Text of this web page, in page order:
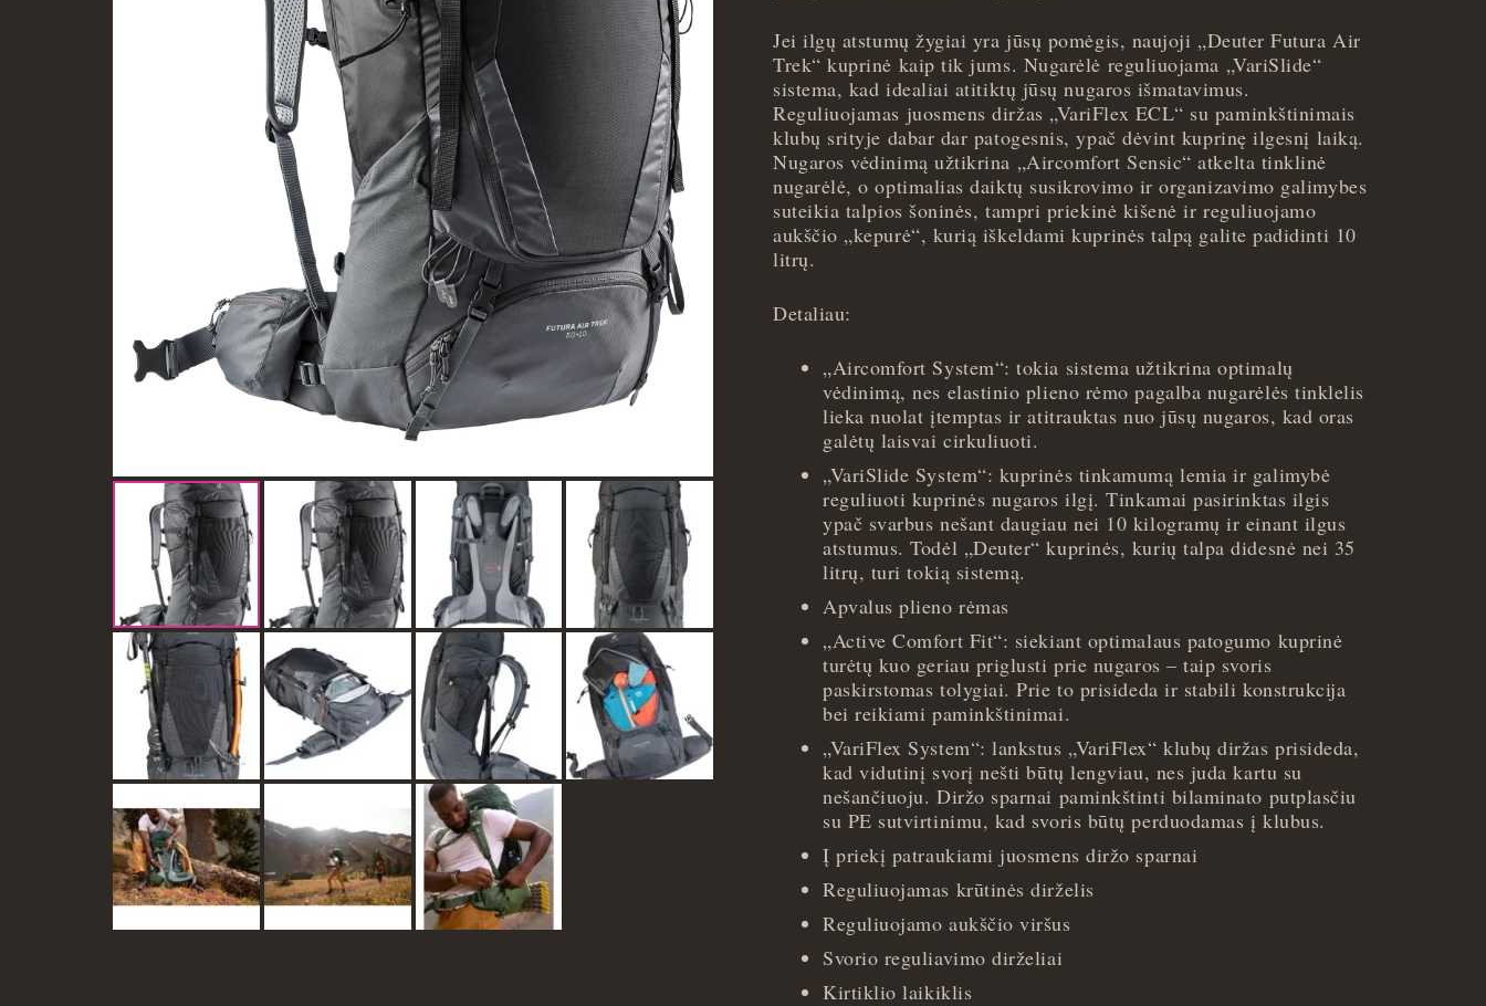
Jei ilgų atstumų žygiai yra jūsų pomėgis, naujoji „Deuter Futura Air
Trek“ kuprinė kaip tik jums. Nugarėlė reguliuojama „VariSlide“
sistema, kad idealiai atitiktų jūsų nugaros išmatavimus.
Reguliuojamas juosmens diržas „VariFlex ECL“ su paminkštinimais
klubų srityje dabar dar patogesnis, ypač dėvint kuprinę ilgesnį laiką.
Nugaros vėdinimą užtikrina „Aircomfort Sensic“ atkelta tinklinė
nugarėlė, o optimalias daiktų susikrovimo ir organizavimo galimybes
suteikia talpios šoninės, tampri priekinė kišenė ir reguliuojamo
aukščio „kepurė“, kurią iškeldami kuprinės talpą galite padidinti 10
litrų.
Detaliau:
„Aircomfort System“: tokia sistema užtikrina optimalų
vėdinimą, nes elastinio plieno rėmo pagalba nugarėlės tinklelis
lieka nuolat įtemptas ir atitrauktas nuo jūsų nugaros, kad oras
galėtų laisvai cirkuliuoti.
„VariSlide System“: kuprinės tinkamumą lemia ir galimybė
reguliuoti kuprinės nugaros ilgį. Tinkamai pasirinktas ilgis
ypač svarbus nešant daugiau nei 10 kilogramų ir einant ilgus
atstumus. Todėl „Deuter“ kuprinės, kurių talpa didesnė nei 35
litrų, turi tokią sistemą.
Apvalus plieno rėmas
„Active Comfort Fit“: siekiant optimalaus patogumo kuprinė
turėtų kuo geriau priglusti prie nugaros – taip svoris
paskirstomas tolygiai. Prie to prisideda ir stabili konstrukcija
bei reikiami paminkštinimai.
„VariFlex System“: lankstus „VariFlex“ klubų diržas prisideda,
kad vidutinį svorį nešti būtų lengviau, nes juda kartu su
nešančiuoju. Diržo sparnai paminkštinti bilaminato putplasčiu
su PE sutvirtinimu, kad svoris būtų perduodamas į klubus.
Į priekį patraukiami juosmens diržo sparnai
Reguliuojamas krūtinės dirželis
Reguliuojamo aukščio viršus
Svorio reguliavimo dirželiai
Kirtiklio laikiklis